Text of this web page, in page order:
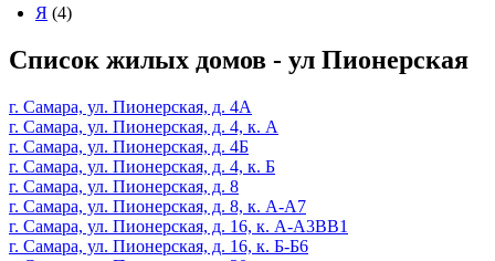
Я (4)
Список жилых домов - ул Пионерская
г. Самара, ул. Пионерская, д. 4А
г. Самара, ул. Пионерская, д. 4, к. А
г. Самара, ул. Пионерская, д. 4Б
г. Самара, ул. Пионерская, д. 4, к. Б
г. Самара, ул. Пионерская, д. 8
г. Самара, ул. Пионерская, д. 8, к. А-А7
г. Самара, ул. Пионерская, д. 16, к. А-А3ВВ1
г. Самара, ул. Пионерская, д. 16, к. Б-Б6